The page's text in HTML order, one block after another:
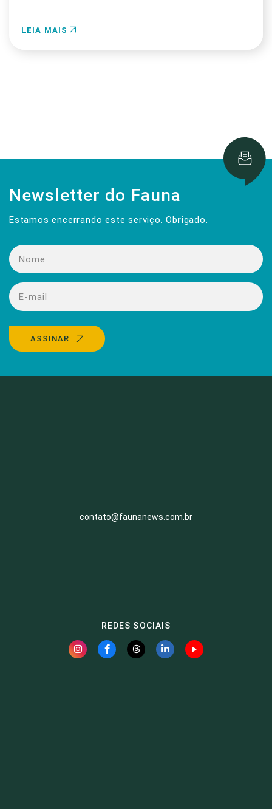
LEIA MAIS
Newsletter do Fauna
Estamos encerrando este serviço. Obrigado.
ASSINAR
contato@faunanews.com.br
REDES SOCIAIS